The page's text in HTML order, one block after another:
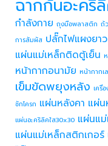
ฉากกั้นอะคริ
กำลังกาย ถุงมือพลาสติก ถ้
การสัมผัส ปลั๊กไฟแผงยาว
แผ่นแม่เหล็กติดตู้เย็น
หน้ากากอนามัย หน้ากากเ
เข็มขัดพยุงหลัง เครื่
ชักโครก แผ่นหลังคา แผ่น
แผ่นอะคริลิคใส30x30 แผ่นแ
แผ่นแม่เหล็กสติกเกอร์